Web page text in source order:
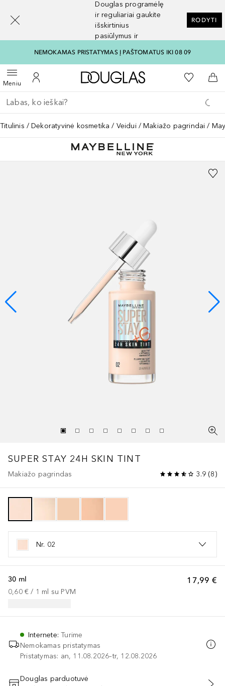
Douglas programėlę
ir reguliariai gaukite
išskirtinius
pasiūlymus ir
RODYTI
NEMOKAMAS PRISTATYMAS Į PAŠTOMATUS IKI 08 09
MeniuAtidaryti meniuĮ mano paskyrą
Į Douglas pagrindinį
Į mano
Į
Grįžk atgal
Vykdykite paiešką
Titulinis Dekoratyvinė kosmetika Veidui Makiažo pagrindai
SUPER STAY 24H SKIN TINT
Makiažo pagrindas 3.9 (8)
Nr. 02
17,99 €
30 ml
0,60 € / 1 ml su PVM
Internete:Turime
Nemokamas pristatymas
Pristatymas: an, 11.08.2026–tr, 12.08.2026
Douglas parduotuvė
[navigation.slideout.screenreader]